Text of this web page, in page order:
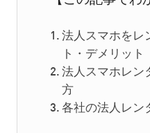
法人スマホをレ
ト・デメリット
法人スマホレン
方
各社の法人レン